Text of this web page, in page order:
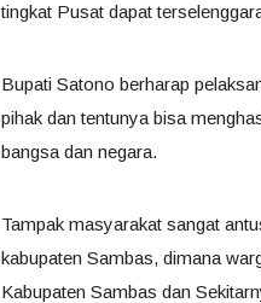
tingkat Pusat dapat
Bupati Satono berharap
pihak dan tentunya bisa
bangsa dan negara.
Tampak masyarakat sangat
kabupaten Sambas, dimana
Kabupaten Sambas dan